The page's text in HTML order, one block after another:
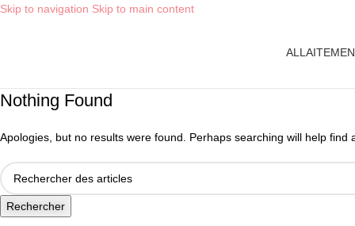
Skip to navigation Skip to main content
Nothing Found
Apologies, but no results were found. Perhaps searching will help find
Rechercher